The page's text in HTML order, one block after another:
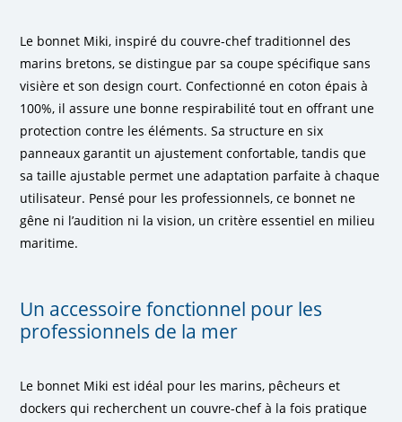
Le bonnet Miki, inspiré du couvre-chef traditionnel des
marins bretons, se distingue par sa coupe spécifique sans
visière et son design court. Confectionné encoton épais à
100%, il assure une bonne respirabilité tout en offrant une
protection contre les éléments. Sa structure ensix
panneaux garantit un ajustement confortable, tandis que
sataille ajustable permet une adaptation parfaite à chaque
utilisateur. Pensé pour les professionnels, ce bonnet ne
gêne ni l’audition ni la vision, un critère essentiel en milieu
maritime.
Un accessoire fonctionnel pour les
professionnels de la mer
Le bonnet Miki est idéal pour les marins, pêcheurs et
dockers qui recherchent un couvre-chef à la fois pratique